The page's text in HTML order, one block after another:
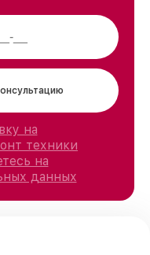
на
техники
на
данных